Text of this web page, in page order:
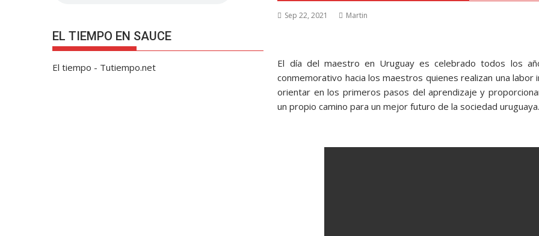
Sep 22, 2021 Martin
El día del maestro en Uruguay es celebrado todos los
conmemorativo hacia los maestros quienes realizan una
orientar en los primeros pasos del aprendizaje y
un propio camino para un mejor futuro de la sociedad uruguaya.
EL TIEMPO EN SAUCE
El tiempo - Tutiempo.net